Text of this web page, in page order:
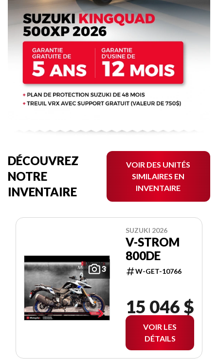
DÉCOUVREZ
NOTRE
INVENTAIRE
VOIR DES UNITÉS
SIMILAIRES EN
INVENTAIRE
3
SUZUKI 2026
V-STROM
800DE
W-GET-10766
15 046 $
VOIR LES
DÉTAILS